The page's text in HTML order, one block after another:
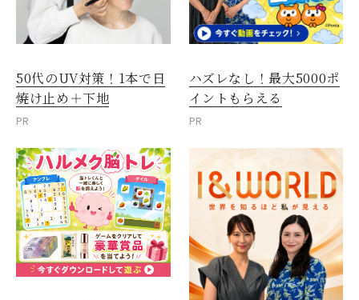
50代のUV対策！1本で日
焼け止め＋下地
PR
ハズレなし！最大5000ポ
イントもらえる
PR